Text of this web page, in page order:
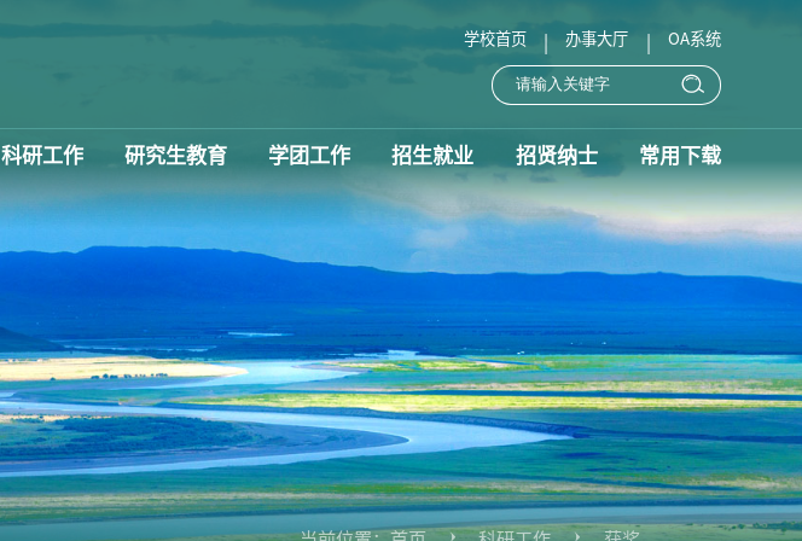
学校首页 | 办事大厅 | OA系统
科研工作 研究生教育 学团工作 招生就业 招贤纳士 常用下载